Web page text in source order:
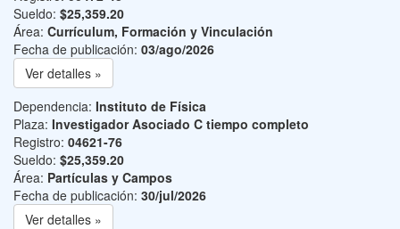
Sueldo: $25,359.20
Área: Currículum, Formación y Vinculación
Fecha de publicación: 03/ago/2026
Ver detalles »
Dependencia: Instituto de Física
Plaza: Investigador Asociado C tiempo completo
Registro: 04621-76
Sueldo: $25,359.20
Área: Partículas y Campos
Fecha de publicación: 30/jul/2026
Ver detalles »